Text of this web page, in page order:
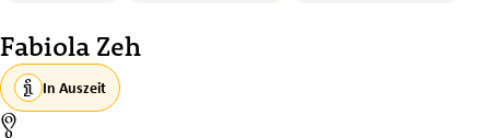
Fabiola Zeh
In Auszeit
Standort